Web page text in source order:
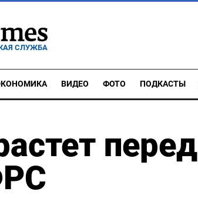
СЛУЖБА
ВИДЕО ФОТО ПОДКАСТЫ
перед